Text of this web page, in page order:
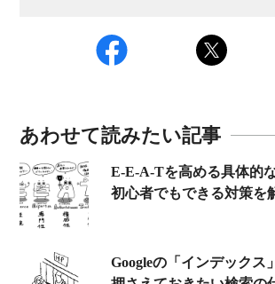
あわせて読みたい記事
E-E-A-Tを高める具体的
初心者でもできる対策を
Googleの「インデックス